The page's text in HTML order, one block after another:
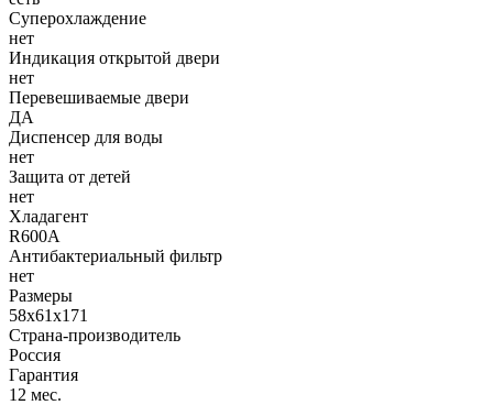
Суперохлаждение
нет
Индикация открытой двери
нет
Перевешиваемые двери
ДА
Диспенсер для воды
нет
Защита от детей
нет
Хладагент
R600A
Антибактериальный фильтр
нет
Размеры
58x61x171
Страна-производитель
Россия
Гарантия
12 мес.